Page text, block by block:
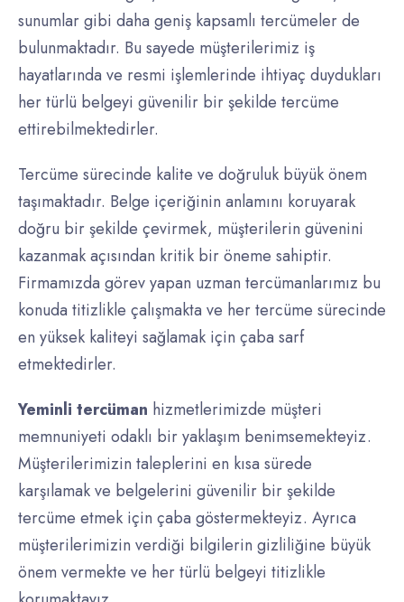
sunumlar gibi daha geniş kapsamlı tercümeler de
bulunmaktadır. Bu sayede müşterilerimiz iş
hayatlarında ve resmi işlemlerinde ihtiyaç duydukları
her türlü belgeyi güvenilir bir şekilde tercüme
ettirebilmektedirler.
Tercüme sürecinde kalite ve doğruluk büyük önem
taşımaktadır. Belge içeriğinin anlamını koruyarak
doğru bir şekilde çevirmek, müşterilerin güvenini
kazanmak açısından kritik bir öneme sahiptir.
Firmamızda görev yapan uzman tercümanlarımız bu
konuda titizlikle çalışmakta ve her tercüme sürecinde
en yüksek kaliteyi sağlamak için çaba sarf
etmektedirler.
Yeminli tercüman hizmetlerimizde müşteri
memnuniyeti odaklı bir yaklaşım benimsemekteyiz.
Müşterilerimizin taleplerini en kısa sürede
karşılamak ve belgelerini güvenilir bir şekilde
tercüme etmek için çaba göstermekteyiz. Ayrıca
müşterilerimizin verdiği bilgilerin gizliliğine büyük
önem vermekte ve her türlü belgeyi titizlikle